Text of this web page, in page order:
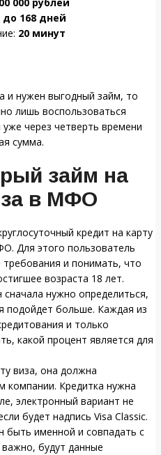
до 168 дней
20 минут
и нужен выгодный займ, то
лишь воспользоваться
через четверть времени
сумма.
займ на
в МФО
кредит на карту
Для этого пользователь
и понимать, что
возраста 18 лет.
нужно определиться,
подойдет больше. Каждая из
и только
какой процент является для
виза, она должна
компании. Кредитка нужна
электронный вариант не
будет надпись Visa Classic.
быть именной и совпадать с
будут данные